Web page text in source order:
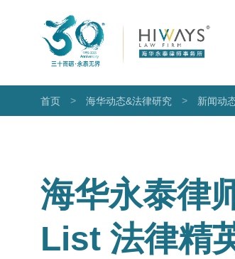
首页 > 海华动态&法律研究 > 新闻动
海华永泰律
List 法律精